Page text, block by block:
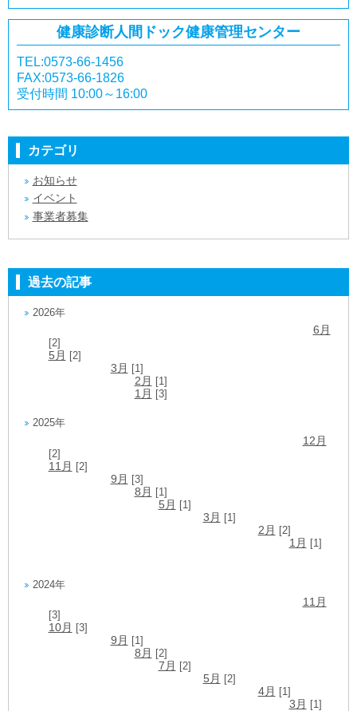
健康診断人間ドック健康管理センター
TEL:0573-66-1456
FAX:0573-66-1826
受付時間 10:00～16:00
カテゴリ
お知らせ
イベント
事業者募集
過去の記事
2026年
6月
[2]
5月
[2]
3月
[1]
2月
[1]
1月
[3]
2025年
12月
[2]
11月 [2]
9月 [3]
8月 [1]
5月 [1]
3月 [1]
2月 [2]
1月 [1]
2024年
11月
[3]
10月
[3]
9月
[1]
8月
[2]
7月
[2]
5月
[2]
4月
[1]
3月
[1]